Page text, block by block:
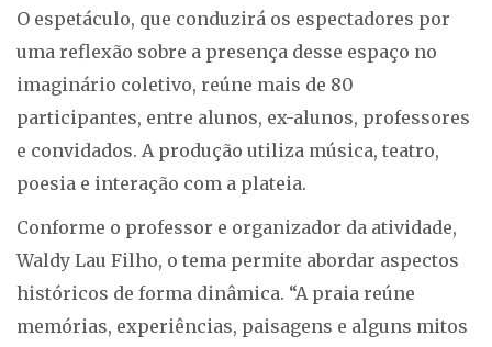
O espetáculo, que conduzirá os espectadores por
uma reflexão sobre a presença desse espaço no
imaginário coletivo, reúne mais de 80
participantes, entre alunos, ex-alunos, professores
e convidados. A produção utiliza música, teatro,
poesia e interação com a plateia.
Conforme o professor e organizador da atividade,
Waldy Lau Filho, o tema permite abordar aspectos
históricos de forma dinâmica. “A praia reúne
memórias, experiências, paisagens e alguns mitos